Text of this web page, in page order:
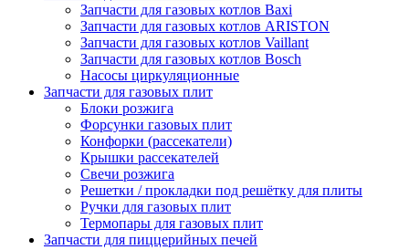
Запчасти для газовых котлов Baxi
Запчасти для газовых котлов ARISTON
Запчасти для газовых котлов Vaillant
Запчасти для газовых котлов Bosch
Насосы циркуляционные
Запчасти для газовых плит
Блоки розжига
Форсунки газовых плит
Конфорки (рассекатели)
Крышки рассекателей
Свечи розжига
Решетки / прокладки под решётку для плиты
Ручки для газовых плит
Термопары для газовых плит
Запчасти для пиццерийных печей